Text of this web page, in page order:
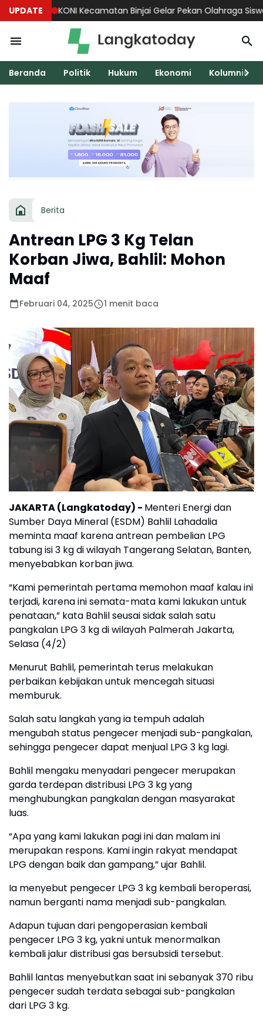
UPDATE
KONI Kecamatan Binjai Gelar Pekan Olahraga Siswa
Beranda Politik Hukum Ekonomi Kolumnis
Berita
Antrean LPG 3 Kg Telan
Korban Jiwa, Bahlil: Mohon
Maaf
Februari 04, 2025 1 menit baca
JAKARTA (Langkatoday) - Menteri Energi dan
Sumber Daya Mineral (ESDM) Bahlil Lahadalia
meminta maaf karena antrean pembelian LPG
tabung isi 3 kg di wilayah Tangerang Selatan, Banten,
menyebabkan korban jiwa.
“Kami pemerintah pertama memohon maaf kalau ini
terjadi, karena ini semata-mata kami lakukan untuk
penataan,” kata Bahlil seusai sidak salah satu
pangkalan LPG 3 kg di wilayah Palmerah Jakarta,
Selasa (4/2)
Menurut Bahlil, pemerintah terus melakukan
perbaikan kebijakan untuk mencegah situasi
memburuk.
Salah satu langkah yang ia tempuh adalah
mengubah status pengecer menjadi sub-pangkalan,
sehingga pengecer dapat menjual LPG 3 kg lagi.
Bahlil mengaku menyadari pengecer merupakan
garda terdepan distribusi LPG 3 kg yang
menghubungkan pangkalan dengan masyarakat
luas.
“Apa yang kami lakukan pagi ini dan malam ini
merupakan respons. Kami ingin rakyat mendapat
LPG dengan baik dan gampang,” ujar Bahlil.
Ia menyebut pengecer LPG 3 kg kembali beroperasi,
namun berganti nama menjadi sub-pangkalan.
Adapun tujuan dari pengoperasian kembali
pengecer LPG 3 kg, yakni untuk menormalkan
kembali jalur distribusi gas bersubsidi tersebut.
Bahlil lantas menyebutkan saat ini sebanyak 370 ribu
pengecer sudah terdata sebagai sub-pangkalan
dari LPG 3 kg.